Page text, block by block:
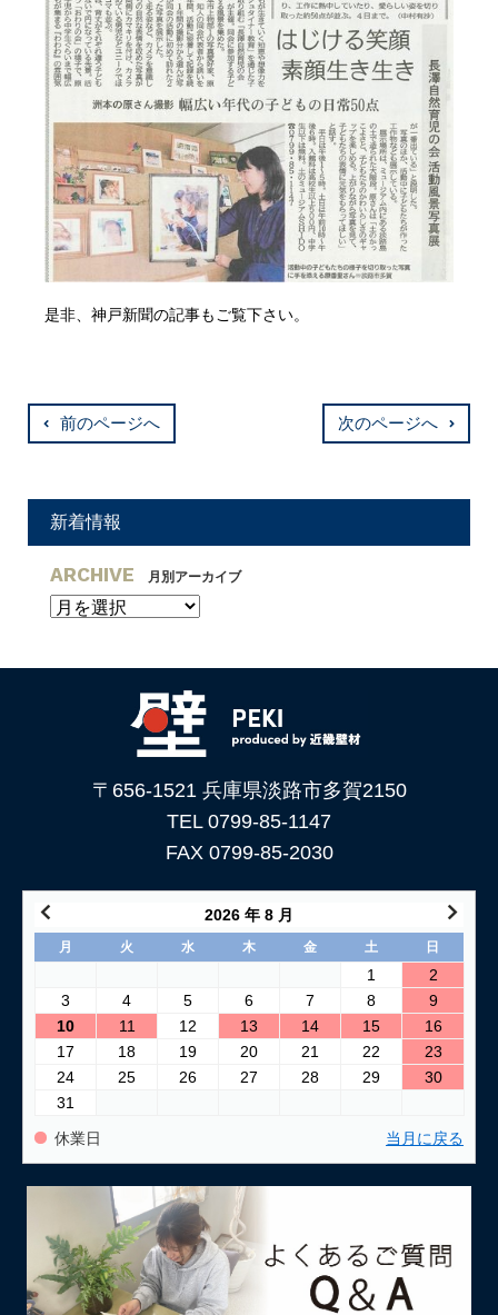
是非、神戸新聞の記事もご覧下さい。
前のページへ 次のページへ
新着情報
ARCHIVE 月別アーカイブ
〒656-1521 兵庫県淡路市多賀2150
TEL 0799-85-1147
FAX 0799-85-2030
2026 年 8 月
月 火 水 木 金 土 日
1
2
3
4 5 6 7 8
9
10
11 12 13 14 15
16
17
18 19 20 21 22
23
24
25 26 27 28 29
30
31
休業日 当月に戻る